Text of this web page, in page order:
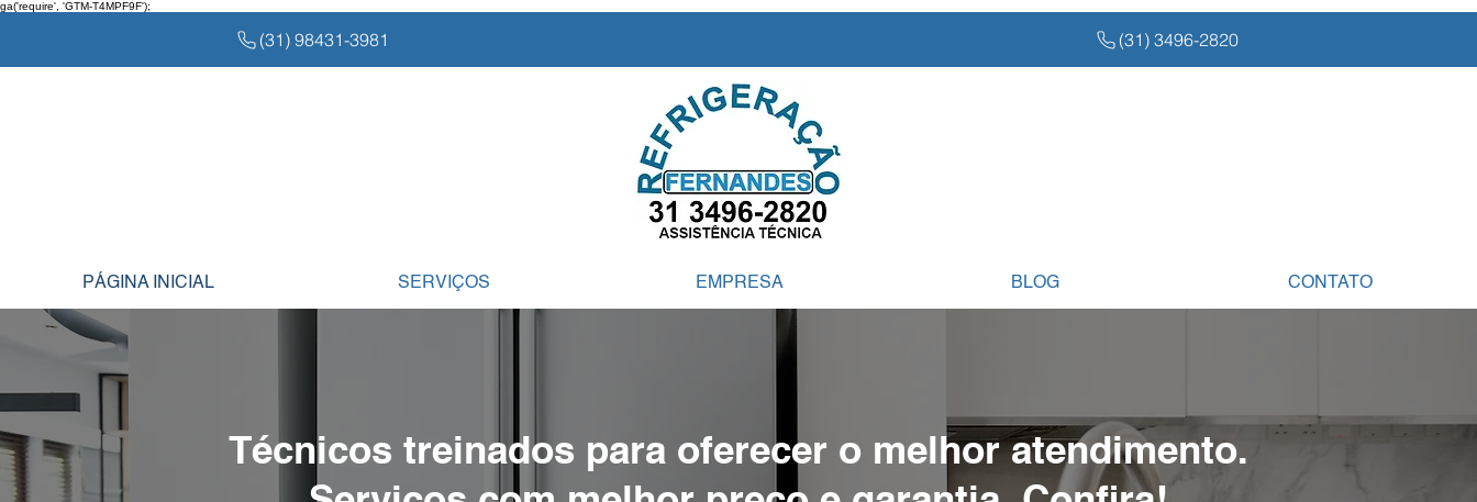
ga('require', 'GTM-T4MPF9F');
(31) 98431-3981 (31) 3496-2820
PÁGINA INICIAL SERVIÇOS EMPRESA BLOG CONTATO
Técnicos treinados para oferecer o melhor atendimento.